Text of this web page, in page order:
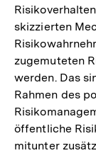
skizzierten
zugemuteten
werden. Das
Rahmen des
öffentliche
mitunter